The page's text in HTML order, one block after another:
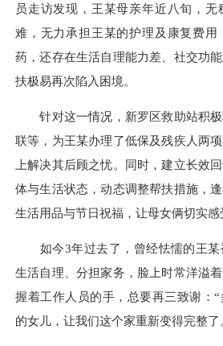
员走访发现，王某母亲年近八旬，
难，无力承担王某的护理及康复费用
药，还存在生活自理能力差、社交功
扶极易再次陷入困境。
针对这一情况，新罗区救助站积极
联等，为王某办理了低保及残疾人两
上解决其后顾之忧。同时，建立长效
体与生活状态，动态调整帮扶措施，
生活用品与节日祝福，让母女俩切实感
如今3年过去了，曾经怯懦的王某
生活自理、分担家务，脸上时常洋溢
握着工作人员的手，总要再三致谢：
的女儿，让我们这个家重新变得完整了